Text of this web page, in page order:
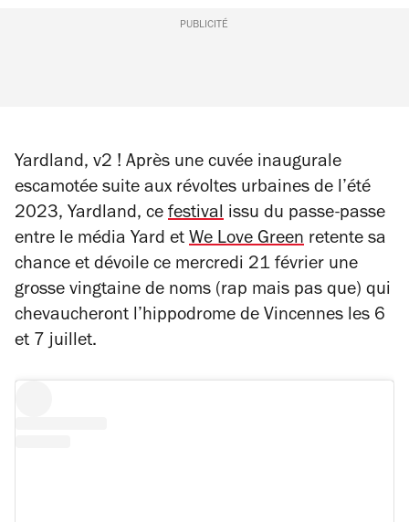
PUBLICITÉ
Yardland, v2 ! Après une cuvée inaugurale
escamotée suite aux révoltes urbaines de l’été
2023, Yardland, ce festival issu du passe-passe
entre le média Yard et We Love Green retente sa
chance et dévoile ce mercredi 21 février une
grosse vingtaine de noms (rap mais pas que) qui
chevaucheront l’hippodrome de Vincennes les 6
et 7 juillet.